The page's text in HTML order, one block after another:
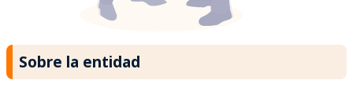
Sobre la entidad